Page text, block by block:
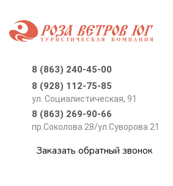
8 (863) 240-45-00
8 (928) 112-75-85
ул. Социалистическая, 91
8 (863) 269-90-66
пр.Соколова 28/ул.Суворова 21
Заказать обратный звонок